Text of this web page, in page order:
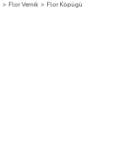
Flor Vernik Flor Köpügü